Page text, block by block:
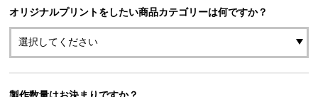
オリジナルプリントをしたい商品カテゴリーは何ですか？